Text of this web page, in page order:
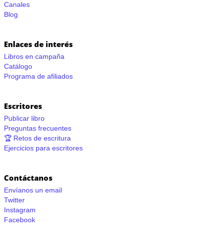
Canales
Blog
Enlaces de interés
Libros en campaña
Catálogo
Programa de afiliados
Escritores
Publicar libro
Preguntas frecuentes
🏆 Retos de escritura
Ejercicios para escritores
Contáctanos
Envíanos un email
Twitter
Instagram
Facebook